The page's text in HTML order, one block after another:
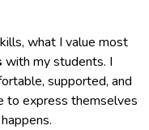
what I value most
with my students. I
supported, and
to express themselves